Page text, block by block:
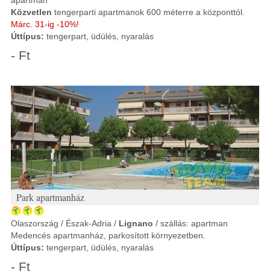
Közvetlen tengerparti apartmanok 600 méterre a központtól.
Márc. 31-ig -10%!
Úttípus: tengerpart, üdülés, nyaralás
- Ft
Park apartmanház
Olaszország / Észak-Adria / Lignano / szállás: apartman
Medencés apartmanház, parkosított környezetben.
Úttípus: tengerpart, üdülés, nyaralás
- Ft